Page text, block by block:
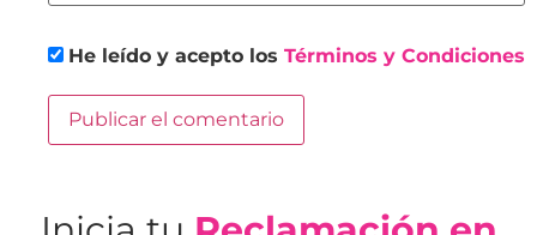
He leído y acepto los Términos y Condiciones